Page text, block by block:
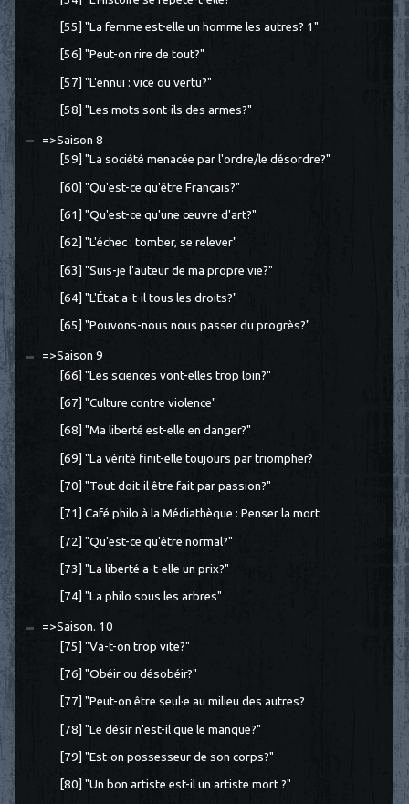
[55] "La femme est-elle un homme les autres? 1"
[56] "Peut-on rire de tout?"
[57] "L'ennui : vice ou vertu?"
[58] "Les mots sont-ils des armes?"
=>Saison 8
[59] "La société menacée par l'ordre/le désordre?"
[60] "Qu'est-ce qu'être Français?"
[61] "Qu'est-ce qu'une œuvre d'art?"
[62] "L'échec : tomber, se relever"
[63] "Suis-je l'auteur de ma propre vie?"
[64] "L'État a-t-il tous les droits?"
[65] "Pouvons-nous nous passer du progrès?"
=>Saison 9
[66] "Les sciences vont-elles trop loin?"
[67] "Culture contre violence"
[68] "Ma liberté est-elle en danger?"
[69] "La vérité finit-elle toujours par triompher?
[70] "Tout doit-il être fait par passion?"
[71] Café philo à la Médiathèque : Penser la mort
[72] "Qu'est-ce qu'être normal?"
[73] "La liberté a-t-elle un prix?"
[74] "La philo sous les arbres"
=>Saison. 10
[75] "Va-t-on trop vite?"
[76] "Obéir ou désobéir?"
[77] "Peut-on être seul·e au milieu des autres?
[78] "Le désir n'est-il que le manque?"
[79] "Est-on possesseur de son corps?"
[80] "Un bon artiste est-il un artiste mort ?"